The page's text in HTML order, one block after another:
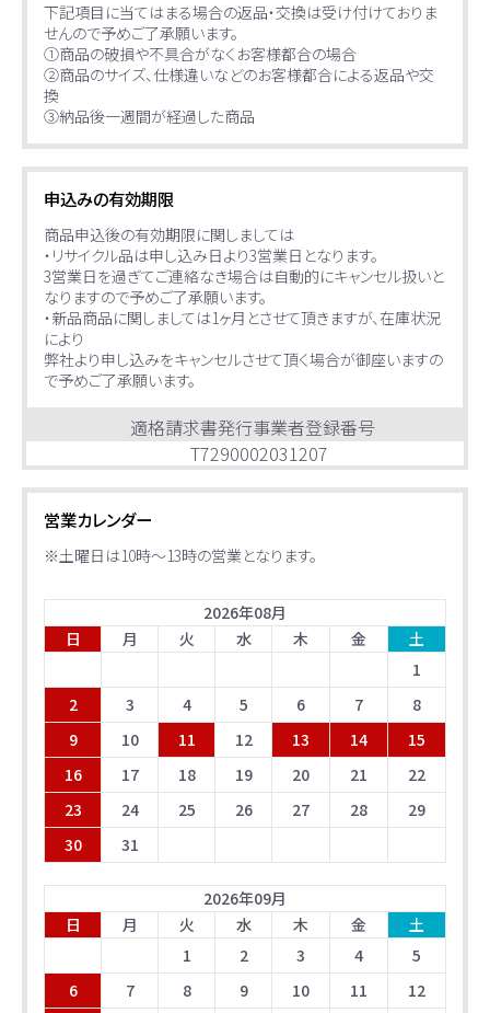
下記項目に当てはまる場合の返品・交換は受け付けておりま
せんので予めご了承願います。
①商品の破損や不具合がなくお客様都合の場合
②商品のサイズ、仕様違いなどのお客様都合による返品や交
換
③納品後一週間が経過した商品
申込みの有効期限
商品申込後の有効期限に関しましては
・リサイクル品は申し込み日より3営業日となります。
3営業日を過ぎてご連絡なき場合は自動的にキャンセル扱いと
なりますので予めご了承願います。
・新品商品に関しましては1ヶ月とさせて頂きますが、在庫状況
により
弊社より申し込みをキャンセルさせて頂く場合が御座いますの
で予めご了承願います。
適格請求書発行事業者登録番号
T7290002031207
営業カレンダー
※土曜日は10時～13時の営業となります。
2026年08月
日
月 火 水 木 金
土
1
2
3 4 5 6 7
8
9
10 11 12 13 14
15
16
17 18 19 20 21
22
23
24 25 26 27 28
29
30
31
2026年09月
日
月 火 水 木 金
土
1
2 3 4
5
6
7 8 9 10 11
12